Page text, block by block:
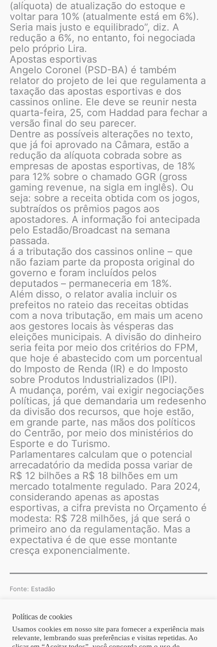
(alíquota) de atualização do estoque e
voltar para 10% (atualmente está em 6%).
Seria mais justo e equilibrado”, diz. A
redução a 6%, no entanto, foi negociada
pelo próprio Lira.
Apostas esportivas
Angelo Coronel (PSD-BA) é também
relator do projeto de lei que regulamenta a
taxação das apostas esportivas e dos
cassinos online. Ele deve se reunir nesta
quarta-feira, 25, com Haddad para fechar a
versão final do seu parecer.
Dentre as possíveis alterações no texto,
que já foi aprovado na Câmara, estão a
redução da alíquota cobrada sobre as
empresas de apostas esportivas, de 18%
para 12% sobre o chamado GGR (gross
gaming revenue, na sigla em inglês). Ou
seja: sobre a receita obtida com os jogos,
subtraídos os prêmios pagos aos
apostadores. A informação foi antecipada
pelo Estadão/Broadcast na semana
passada.
á a tributação dos cassinos online – que
não faziam parte da proposta original do
governo e foram incluídos pelos
deputados – permaneceria em 18%.
Além disso, o relator avalia incluir os
prefeitos no rateio das receitas obtidas
com a nova tributação, em mais um aceno
aos gestores locais às vésperas das
eleições municipais. A divisão do dinheiro
seria feita por meio dos critérios do FPM,
que hoje é abastecido com um porcentual
do Imposto de Renda (IR) e do Imposto
sobre Produtos Industrializados (IPI).
A mudança, porém, vai exigir negociações
políticas, já que demandaria um redesenho
da divisão dos recursos, que hoje estão,
em grande parte, nas mãos dos políticos
do Centrão, por meio dos ministérios do
Esporte e do Turismo.
Parlamentares calculam que o potencial
arrecadatório da medida possa variar de
R$ 12 bilhões a R$ 18 bilhões em um
mercado totalmente regulado. Para 2024,
considerando apenas as apostas
esportivas, a cifra prevista no Orçamento é
modesta: R$ 728 milhões, já que será o
primeiro ano da regulamentação. Mas a
expectativa é de que esse montante
cresça exponencialmente.
Fonte: Estadão
Copyright © 2026 | Homero Costa Advogados
Políticas de cookies
Usamos cookies em nosso site para fornecer a experiência mais
relevante, lembrando suas preferências e visitas repetidas. Ao